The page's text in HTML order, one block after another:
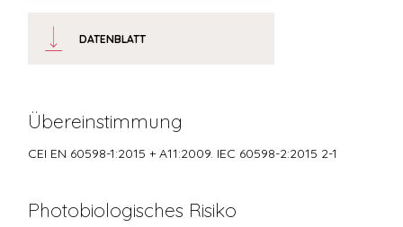
DATENBLATT
Übereinstimmung
CEI EN 60598-1:2015 + A11:2009. IEC 60598-2:2015 2-1
Photobiologisches Risiko